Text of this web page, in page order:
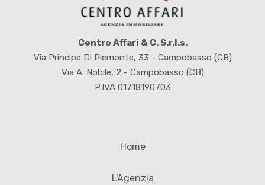
Centro Affari & C. S.r.l.s.
Via Principe Di Piemonte, 33 - Campobasso (CB)
Via A. Nobile, 2 - Campobasso (CB)
P.IVA 01718190703
Home
L'Agenzia